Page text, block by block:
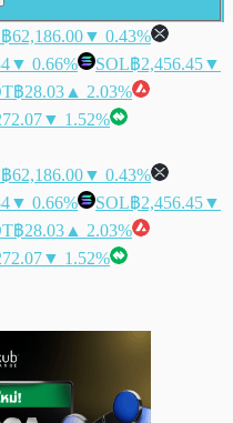
฿62,186.00▼ 0.43%
▼ 0.66% SOL฿2,456.45▼
฿28.03 ▲ 2.03%
▼ 1.52%
฿62,186.00▼ 0.43%
▼ 0.66% SOL฿2,456.45▼
฿28.03 ▲ 2.03%
▼ 1.52%